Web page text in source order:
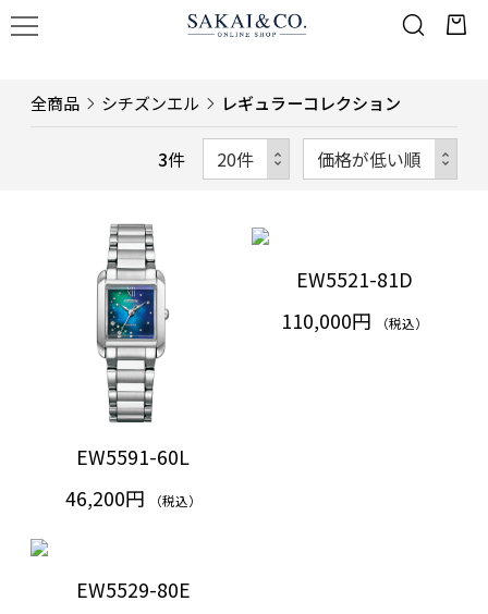
全商品 シチズンエル レギュラーコレクション
3件
EW5591-60L
46,200円
（税込）
EW5521-81D
110,000円
（税込）
EW5529-80E